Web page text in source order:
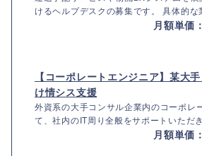
けるヘルプデスクの募集です。 具体的な
月額単価
【コーポレートエンジニア】某大
け情シス支援
外資系の大手コンサル企業内のコーポレ
て、社内のIT周り全般をサポートいただ
月額単価